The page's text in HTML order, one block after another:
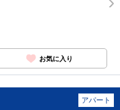
お気に入り
アパート